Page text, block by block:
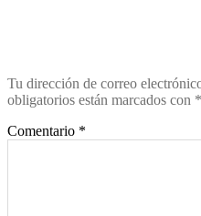
Tu dirección de correo
obligatorios están marcados con *
Comentario *